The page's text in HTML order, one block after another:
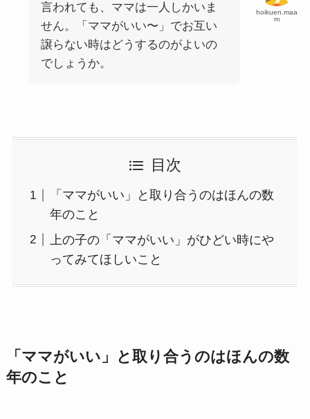
hoikuen.maa
m
言われても、ママは一人しかいま
せん。「ママがいい〜」でお互い
譲らない時はどうするのがよいの
でしょうか。
目次
「ママがいい」と取り合うのはほんの数
年のこと
上の子の「ママがいい」がひどい時にや
ってみてほしいこと
「ママがいい」と取り合うのはほんの数
年のこと